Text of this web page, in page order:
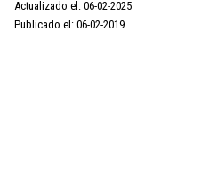
Actualizado el: 06-02-2025
Publicado el: 06-02-2019